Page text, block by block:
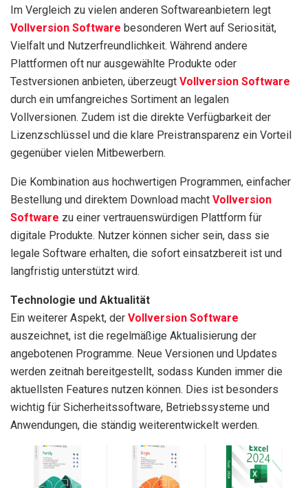
Im Vergleich zu vielen anderen Softwareanbietern legt
Vollversion Software besonderen Wert auf Seriosität,
Vielfalt und Nutzerfreundlichkeit. Während andere
Plattformen oft nur ausgewählte Produkte oder
Testversionen anbieten, überzeugt Vollversion Software
durch ein umfangreiches Sortiment an legalen
Vollversionen. Zudem ist die direkte Verfügbarkeit der
Lizenzschlüssel und die klare Preistransparenz ein Vorteil
gegenüber vielen Mitbewerbern.
Die Kombination aus hochwertigen Programmen, einfacher
Bestellung und direktem Download macht Vollversion
Software zu einer vertrauenswürdigen Plattform für
digitale Produkte. Nutzer können sicher sein, dass sie
legale Software erhalten, die sofort einsatzbereit ist und
langfristig unterstützt wird.
Technologie und Aktualität
Ein weiterer Aspekt, der Vollversion Software
auszeichnet, ist die regelmäßige Aktualisierung der
angebotenen Programme. Neue Versionen und Updates
werden zeitnah bereitgestellt, sodass Kunden immer die
aktuellsten Features nutzen können. Dies ist besonders
wichtig für Sicherheitssoftware, Betriebssysteme und
Anwendungen, die ständig weiterentwickelt werden.